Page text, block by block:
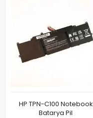
HP TPN-C100 Notebook
Batarya Pil